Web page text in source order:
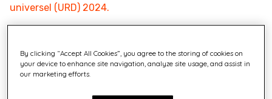
universel (URD) 2024.
En savoir plus
By clicking “Accept All Cookies”, you agree to the storing of cookies on
your device to enhance site navigation, analyze site usage, and assist in
our marketing efforts.